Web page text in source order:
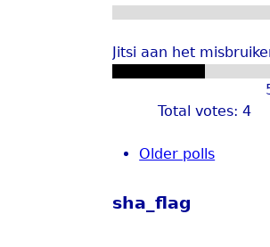
Jitsi aan het
Total votes: 4
Older polls
sha_flag